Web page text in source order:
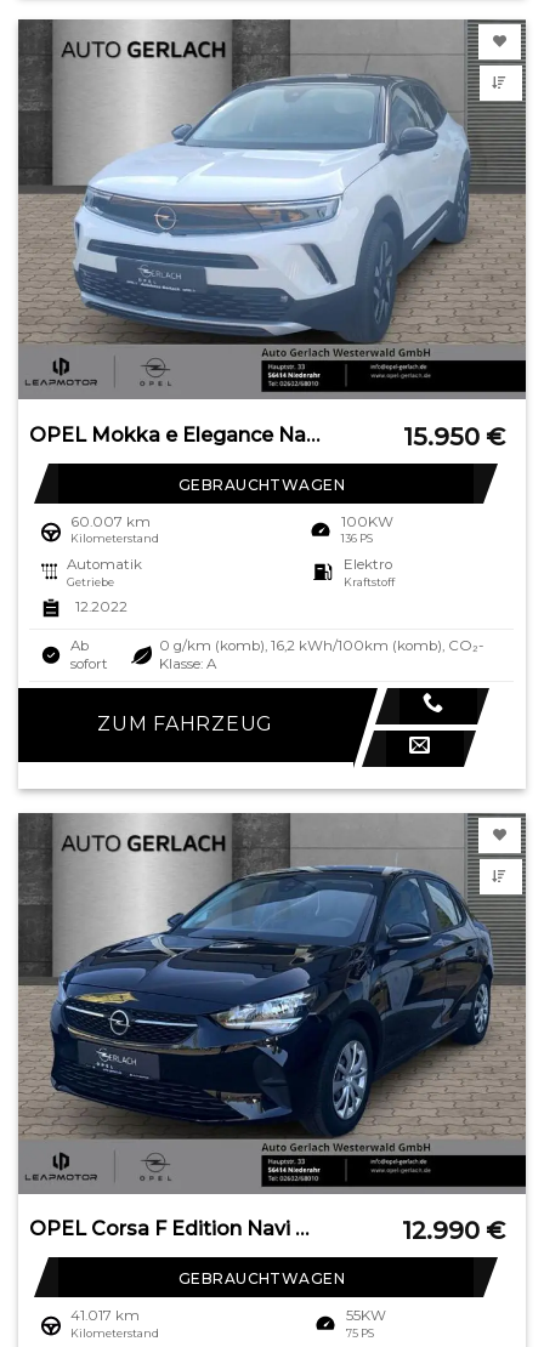
OPEL Mokka e Elegance Navi Digitales Cockpit LED Appl 15.950 €
GEBRAUCHTWAGEN
60.007 km
Kilometerstand
100KW
136 PS
Automatik
Getriebe
Elektro
Kraftstoff
12.2022
Ab
sofort
0 g/km (komb), 16,2 kWh/100km (komb), CO₂-
Klasse: A
ZUM FAHRZEUG
OPEL Corsa F Edition Navi LED Apple CarPlay Android A 12.990 €
GEBRAUCHTWAGEN
41.017 km
Kilometerstand
55KW
75 PS